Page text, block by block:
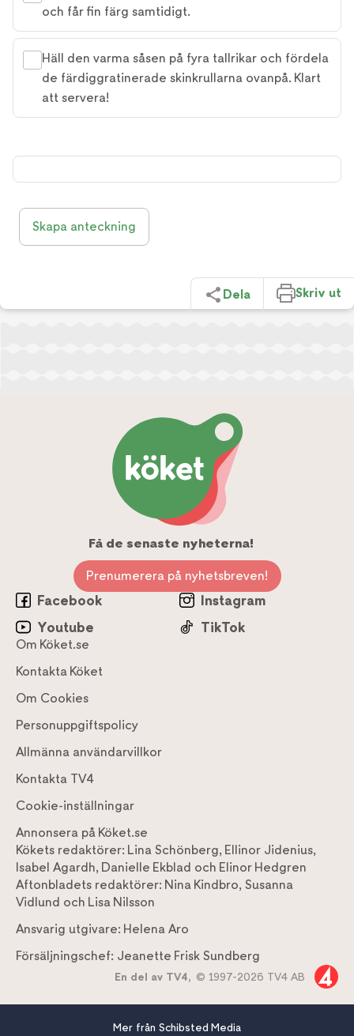
och får fin färg samtidigt.
Häll den varma såsen på fyra tallrikar och fördela
de färdiggratinerade skinkrullarna ovanpå. Klart
att servera!
Skapa anteckning
Dela Skriv ut
Få de senaste nyheterna!
Prenumerera på nyhetsbreven!
Facebook
Instagram
Youtube
TikTok
Om Köket.se
Kontakta Köket
Om Cookies
Personuppgiftspolicy
Allmänna användarvillkor
Kontakta TV4
Cookie-inställningar
Annonsera på Köket.se
Kökets redaktörer: Lina Schönberg, Ellinor Jidenius,
Isabel Agardh, Danielle Ekblad och Elinor Hedgren
Aftonbladets redaktörer: Nina Kindbro, Susanna
Vidlund och Lisa Nilsson
Ansvarig utgivare: Helena Aro
Försäljningschef: Jeanette Frisk Sundberg
En del av TV4, © 1997-2026 TV4 AB
Mer från Schibsted Media